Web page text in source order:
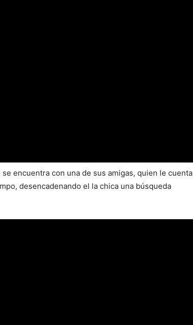
encuentra con una de sus amigas, quien le cuenta
desencadenando el la chica una búsqueda